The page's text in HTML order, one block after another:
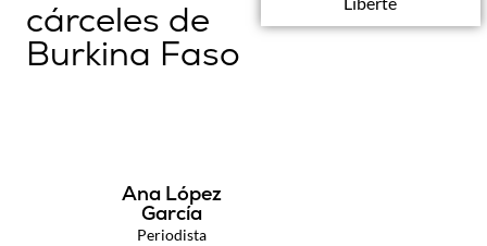
cárceles de
Burkina Faso
Ana López
García
Periodista